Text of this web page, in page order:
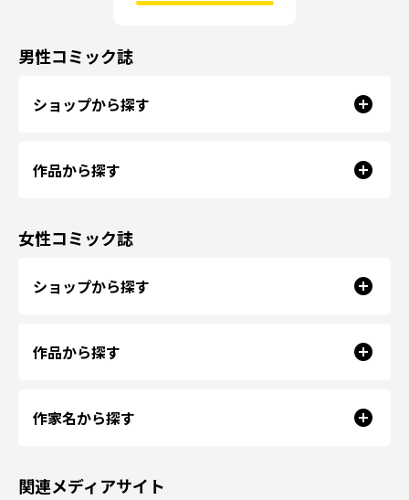
男性コミック誌
ショップから探す
作品から探す
女性コミック誌
ショップから探す
作品から探す
作家名から探す
関連メディアサイト